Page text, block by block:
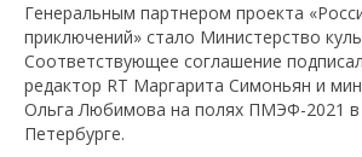
Генеральным партнером проекта
приключений» стало Министерство
Соответствующее соглашение
редактор RT Маргарита Симоньян и
Ольга Любимова на полях ПМЭФ-2021 в
Петербурге.